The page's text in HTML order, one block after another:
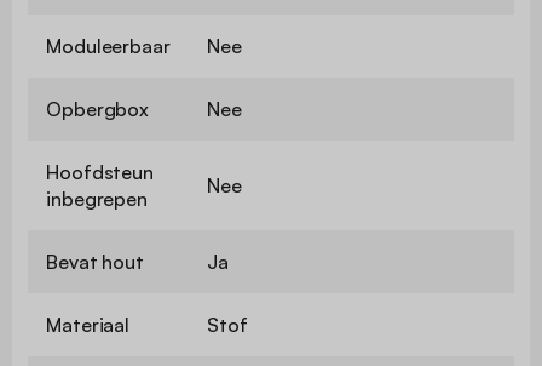
Moduleerbaar Nee
Opbergbox Nee
Hoofdsteun
inbegrepen
Nee
Bevat hout Ja
Materiaal Stof